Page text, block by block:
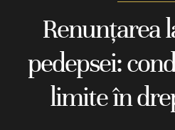
Renunțarea
pedepsei:
limite în